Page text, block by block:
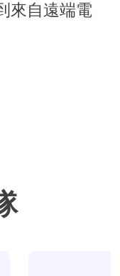
來自遠端電